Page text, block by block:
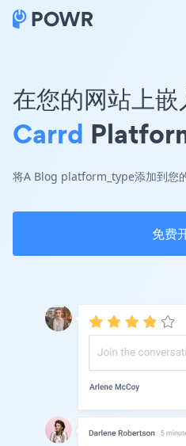
在您的网站上
Carrd
将A Blog platform_type添加到您
免费